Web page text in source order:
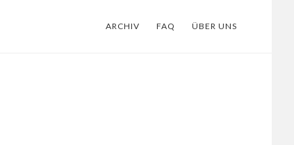
ARCHIV FAQ ÜBER UNS